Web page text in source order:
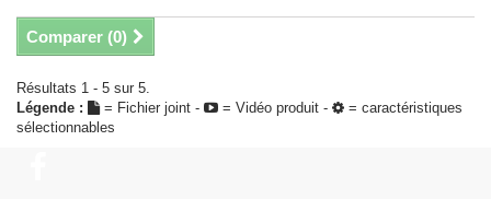
Comparer (0)
Résultats 1 - 5 sur 5.
Légende :
= Fichier joint - = Vidéo produit -
= caractéristiques
sélectionnables